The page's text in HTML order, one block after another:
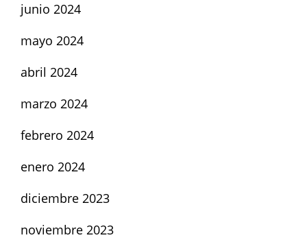
junio 2024
mayo 2024
abril 2024
marzo 2024
febrero 2024
enero 2024
diciembre 2023
noviembre 2023